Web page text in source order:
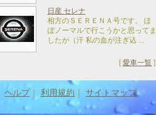
日産 セレナ
相方のＳＥＲＥＮＡ号です。 ほ
ぼノーマルで行こうかと思ってま
したが（汗 私の血が注ぎ込 ...
[愛車一覧 ]
ヘルプ｜ 利用規約 ｜ サイトマップ